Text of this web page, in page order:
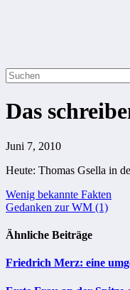
Das
Juni 7, 2010
Heute: Thomas Gsella in
Wenig bekannte Fakten
Gedanken zur WM (1)
Ähnliche Beiträge
Friedrich Merz: eine